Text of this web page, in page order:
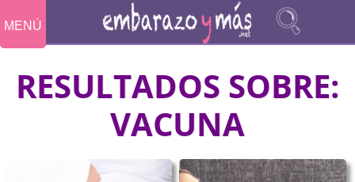
MENÚ
RESULTADOS SOBRE:
VACUNA